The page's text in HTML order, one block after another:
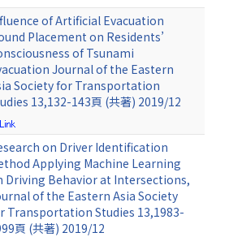
of Artificial Evacuation
Placement on Residents’
of Tsunami
Journal of the Eastern
Society for Transportation
13,132-143頁 (共著) 2019/12
on Driver Identification
Applying Machine Learning
Driving Behavior at Intersections,
of the Eastern Asia Society
Transportation Studies 13,1983-
頁 (共著) 2019/12